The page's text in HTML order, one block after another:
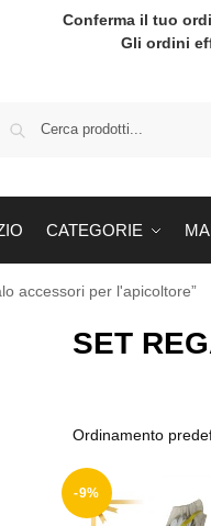
Conferma il tuo
Gli ordini
CATEGORIE
accessori per l'apicoltore”
SET
-9%